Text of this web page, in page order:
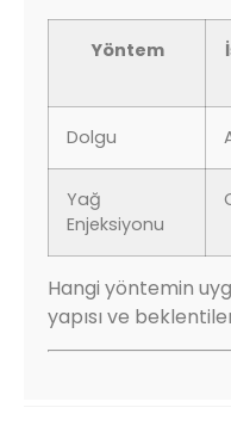
Yöntem
Dolgu
Yağ
Enjeksiyonu
Hangi yöntemin
yapısı ve